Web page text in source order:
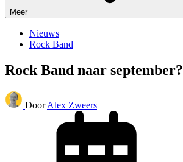
Meer
Nieuws
Rock Band
Rock Band naar september?
Door Alex Zweers